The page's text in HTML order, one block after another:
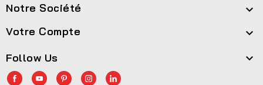
Notre Société 
Votre Compte 
Follow Us 